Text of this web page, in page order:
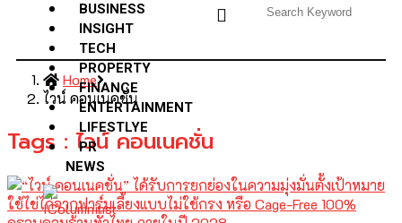
BUSINESS
INSIGHT
TECH
PROPERTY
FINANCE
ENTERTAINMENT
LIFESTLYE
PR
NEWS
Home
ไวน์ คอนเนคชั่น
Tags : ไวน์ คอนเนคชั่น